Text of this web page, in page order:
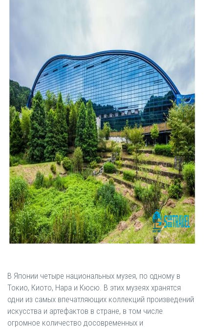
В Японии четыре национальных музея, по одному в
Токио, Киото, Нара и Кюсю. В этих музеях хранятся
одни из самых впечатляющих коллекций произведений
искусства и артефактов в стране, в том числе
огромное количество досовременных и